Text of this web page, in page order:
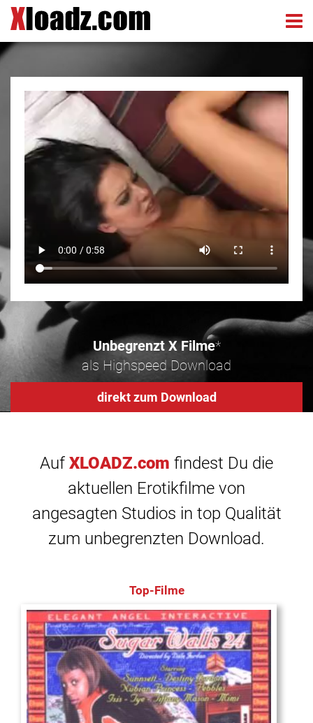
Unbegrenzt X Filme*
als Highspeed Download
direkt zum Download
Auf XLOADZ.com findest Du die
aktuellen Erotikfilme von
angesagten Studios in top Qualität
zum unbegrenzten Download.
Top-Filme